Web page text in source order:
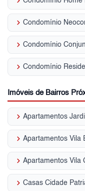
keyboard_arrow_right Condomínio
keyboard_arrow_right
keyboard_arrow_right Condomínio
Imóveis de Bairros
keyboard_arrow_right Apartamentos
keyboard_arrow_right Apartamentos Vila
keyboard_arrow_right Apartamentos Vila
keyboard_arrow_right Casas Cidade